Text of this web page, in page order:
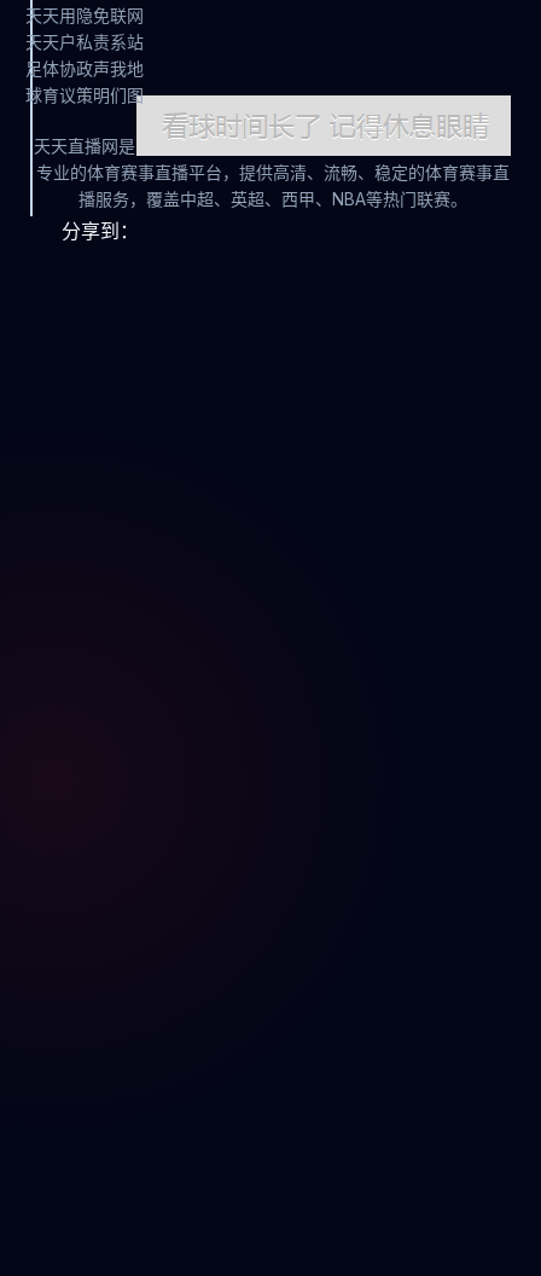
分享到：
天
天
足
球
天
天
体
育
用
户
协
议
隐
私
政
策
免
责
声
明
联
系
我
们
网
站
地
图
天天直播网是
专业的体育赛事直播平台，提供高清、流畅、稳定的体育赛事直
播服务，覆盖中超、英超、西甲、NBA等热门联赛。